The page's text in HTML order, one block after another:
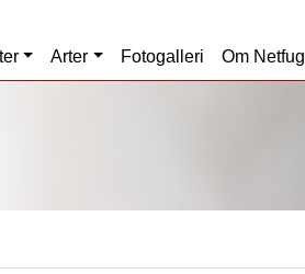
Arter Fotogalleri Om Netfugl